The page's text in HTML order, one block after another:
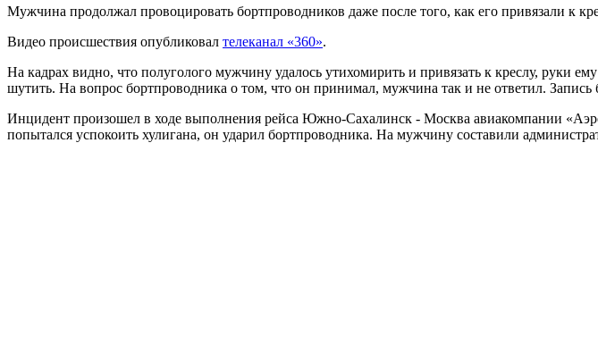
Мужчина продолжал провоцировать бортпроводников даже после того, как его привязали к
Видео происшествия опубликовал телеканал «360».
На кадрах видно, что полуголого мужчину удалось утихомирить и привязать к креслу, руки
шутить. На вопрос бортпроводника о том, что он принимал, мужчина так и не ответил. Запись
Инцидент произошел в ходе выполнения рейса Южно-Сахалинск - Москва авиакомпании
попытался успокоить хулигана, он ударил бортпроводника. На мужчину составили